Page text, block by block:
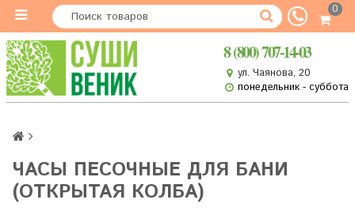
0
8 (800) 707-14-03
ул. Чаянова, 20
понедельник - суббота
ЧАСЫ ПЕСОЧНЫЕ ДЛЯ БАНИ
(ОТКРЫТАЯ КОЛБА)